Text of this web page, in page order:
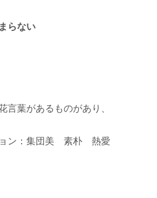
らない
言葉があるものがあり、
ョン：集団美 素朴 熱愛